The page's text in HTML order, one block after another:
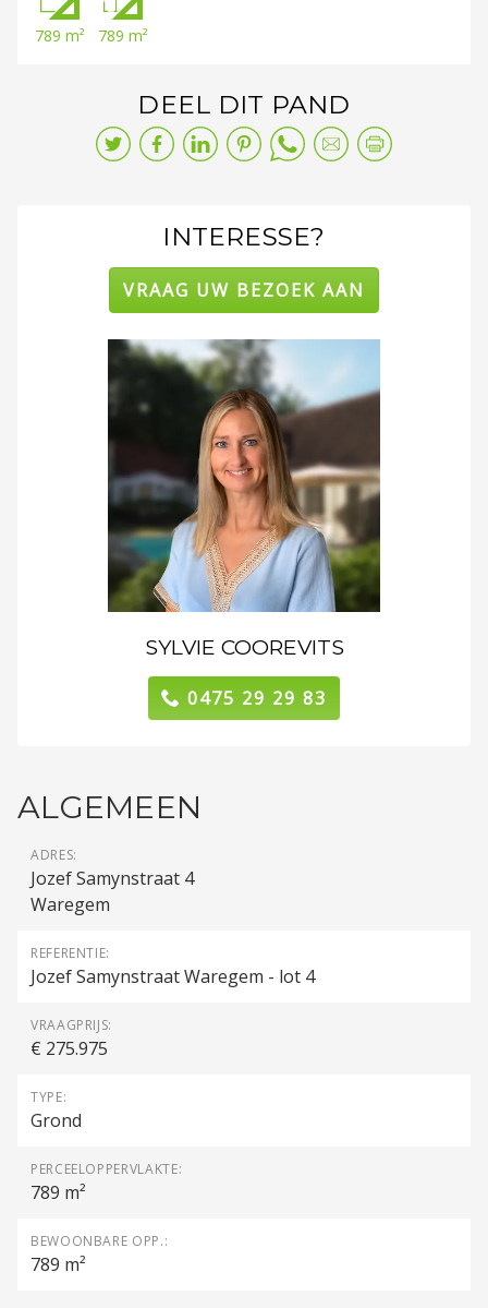
789 m² 789 m²
DEEL DIT PAND
INTERESSE?
VRAAG UW BEZOEK AAN
SYLVIE COOREVITS
0475 29 29 83
ALGEMEEN
ADRES:
Jozef Samynstraat 4
Waregem
REFERENTIE:
Jozef Samynstraat Waregem - lot 4
VRAAGPRIJS:
€ 275.975
TYPE:
Grond
PERCEELOPPERVLAKTE:
789 m²
BEWOONBARE OPP.:
789 m²